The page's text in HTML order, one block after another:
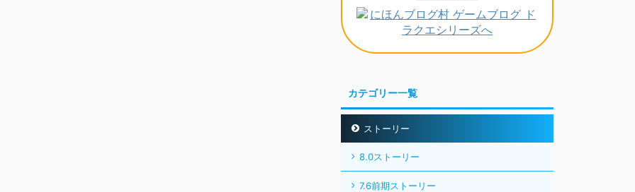
カテゴリー一覧
ストーリー
8.0ストーリー
7.6前期ストーリー